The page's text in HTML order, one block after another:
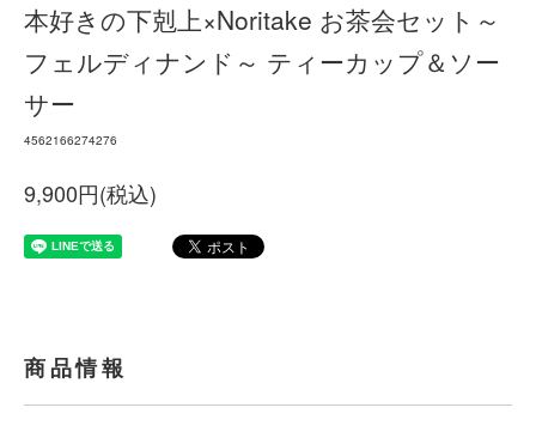
本好きの下剋上×Noritake お茶会セット～
フェルディナンド～ ティーカップ＆ソー
サー
4562166274276
9,900円(税込)
商品情報